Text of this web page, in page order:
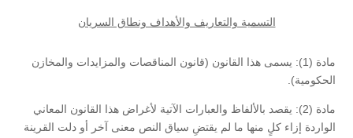
التسمية والتعاريف والأهداف ونطاق السريان
مادة (1): يسمى هذا القانون (قانون المناقصات والمزايدات والمخازن
الحكومية).
مادة (2): يقصد بالألفاظ والعبارات الآتية لأغراض هذا القانون المعاني
الواردة إزاء كلٍ منها ما لم يقتضِ سياق النص معنى آخر أو دلت القرينة